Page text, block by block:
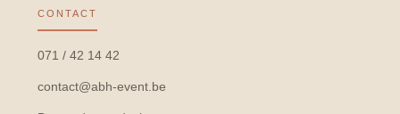
CONTACT
071 / 42 14 42
contact@abh-event.be